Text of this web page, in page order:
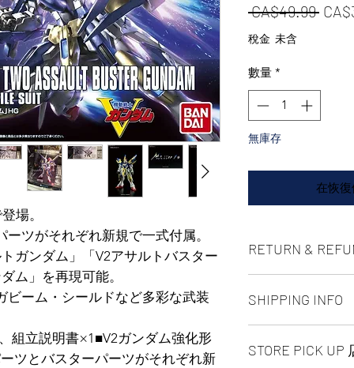
場。
ツがそれぞれ新規で一式付属。
ガンダム」「V2アサルトバスター
ム」を再現可能。
ビーム・シールドなど多彩な武装
組立説明書×1■V2ガンダム強化形
ツとバスターパーツがそれぞれ新
CA$49.99 一般
稅金 未含
數量 *
無庫存
在恢
RETURN &
NO REFUND OR
SHIPPING INFO
days ）
STORE PICK UP